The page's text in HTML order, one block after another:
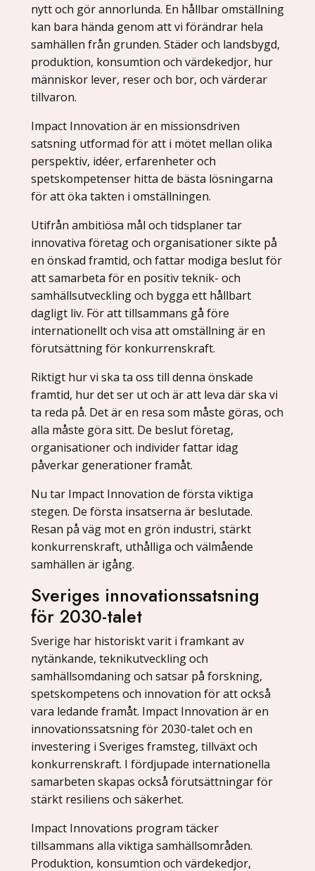
nytt och gör annorlunda. En hållbar omställning
kan bara hända genom att vi förändrar hela
samhällen från grunden. Städer och landsbygd,
produktion, konsumtion och värdekedjor, hur
människor lever, reser och bor, och värderar
tillvaron.
Impact Innovation är en missionsdriven
satsning utformad för att i mötet mellan olika
perspektiv, idéer, erfarenheter och
spetskompetenser hitta de bästa lösningarna
för att öka takten i omställningen.
Utifrån ambitiösa mål och tidsplaner tar
innovativa företag och organisationer sikte på
en önskad framtid, och fattar modiga beslut för
att samarbeta för en positiv teknik- och
samhällsutveckling och bygga ett hållbart
dagligt liv. För att tillsammans gå före
internationellt och visa att omställning är en
förutsättning för konkurrenskraft.
Riktigt hur vi ska ta oss till denna önskade
framtid, hur det ser ut och är att leva där ska vi
ta reda på. Det är en resa som måste göras, och
alla måste göra sitt. De beslut företag,
organisationer och individer fattar idag
påverkar generationer framåt.
Nu tar Impact Innovation de första viktiga
stegen. De första insatserna är beslutade.
Resan på väg mot en grön industri, stärkt
konkurrenskraft, uthålliga och välmående
samhällen är igång.
Sveriges innovationssatsning
för 2030-talet
Sverige har historiskt varit i framkant av
nytänkande, teknikutveckling och
samhällsomdaning och satsar på forskning,
spetskompetens och innovation för att också
vara ledande framåt. Impact Innovation är en
innovationssatsning för 2030-talet och en
investering i Sveriges framsteg, tillväxt och
konkurrenskraft. I fördjupade internationella
samarbeten skapas också förutsättningar för
stärkt resiliens och säkerhet.
Impact Innovations program täcker
tillsammans alla viktiga samhällsområden.
Produktion, konsumtion och värdekedjor,